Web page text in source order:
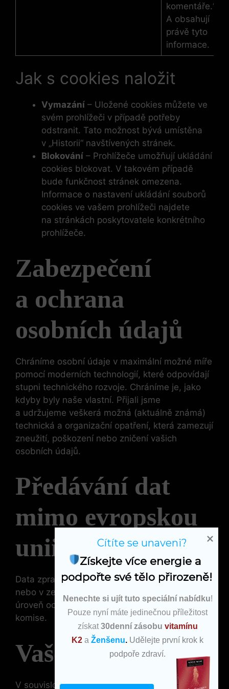
komentáře.“
A obsahují
právě tyto
informace.
Jak s cookies naložit
Vymazání – Uložené cookies můžete ve
svém prohlížeči v případě potřeby
odstranit. Tato možnost bývá umístěna
v „Historii“ navštívených stránek.
Blokování – Prohlížeče umožňují ukládání
cookies blokovat. V takovém případě
bude funkčnost stránek omezena.
Informace o nastavení ukládání souborů
cookies ve vašem prohlížeči najdete
na stránkách poskytovatele konkrétního
prohlížeče.
Zabezpečení
a ochrana
osobních údajů
Chráníme osobní údaje v maximální možné míře
pomocí moderních technologií, které odpovídají
stupni technického rozvoje. Chráníme je, jako
kdyby byly naše vlastní. Přijali jsme
a udržujeme veškerá možná (aktuálně známá)
technická a organizační opatření, která zamezují
zneužití, poškození nebo zničení vašich
osobních údajů.
Předávání dat
mimo evropskou
unii
Data zpracováváme výhradně v Evropské unii
nebo v zemích, které zajišťují odpovídající
úroveň ochrany na základě rozhodnutí Evropské
komise.
Vaše práva
V souvislosti s ochranou osobních údajů máte
Získejte více energie a
podpořte své tělo přirozeně!
Nenechte si ujít tuto speciální nabídku!
Pouze nyní máte jedinečnou příležitost
získat 30denní zásobu vitamínu
K2 aŽenšenu. Udělejte první krok k
podpoře zdraví.
Cítíte se unaveni?